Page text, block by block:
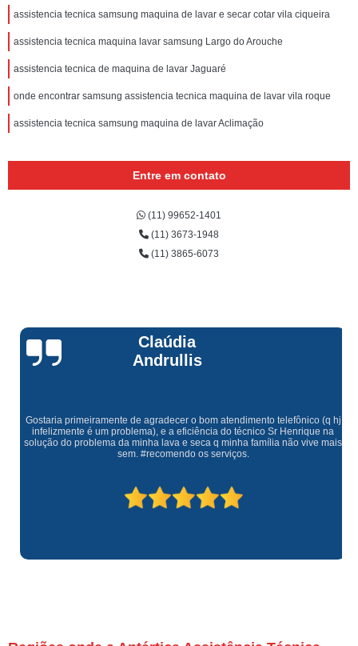
assistencia tecnica samsung maquina de lavar e secar cotar vila ciqueira
assistencia tecnica maquina lavar samsung Largo do Arouche
assistencia tecnica de maquina de lavar Jaguaré
onde encontrar samsung assistencia tecnica maquina de lavar vila roque
assistencia tecnica samsung maquina de lavar Aclimação
Entre em contato
(11) 99652-1401
(11) 3673-1948
(11) 3865-6073
Claúdia
Andrullis
Gostaria primeiramente de agradecer o bom atendimento telefônico (q hj
infelizmente é um problema), e a eficiência do técnico Sr Henrique na
solução do problema da minha lava e seca q minha família não vive mais
sem. #recomendo os serviços.